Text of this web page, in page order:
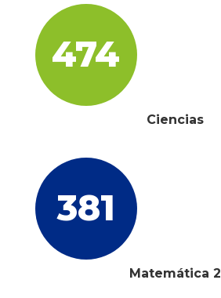
474
Ciencias
381
Matemática 2